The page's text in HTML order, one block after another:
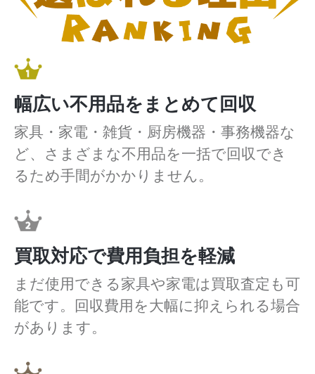
幅広い不用品をまとめて回収
家具・家電・雑貨・厨房機器・事務機器な
ど、さまざまな不用品を一括で回収でき
るため手間がかかりません。
買取対応で費用負担を軽減
まだ使用できる家具や家電は買取査定も可
能です。回収費用を大幅に抑えられる場合
があります。